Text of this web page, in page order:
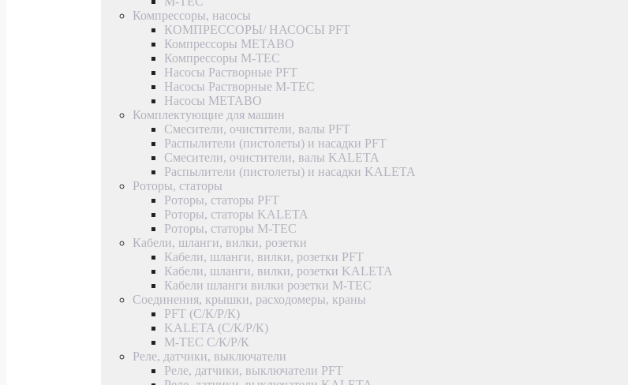
Компрессоры, насосы
КОМПРЕССОРЫ/ НАСОСЫ PFT
Компрессоры METABO
Компрессоры M-TEC
Насосы Растворные PFT
Насосы Растворные M-TEC
Насосы METABO
Комплектующие для машин
Смесители, очистители, валы PFT
Распылители (пистолеты) и насадки PFT
Смесители, очистители, валы KALETA
Распылители (пистолеты) и насадки KALETA
Роторы, статоры
Роторы, статоры PFT
Роторы, статоры KALETA
Роторы, статоры M-TEC
Кабели, шланги, вилки, розетки
Кабели, шланги, вилки, розетки PFT
Кабели, шланги, вилки, розетки KALETA
Кабели шланги вилки розетки M-TEC
Соединения, крышки, расходомеры, краны
PFT (С/К/Р/К)
KALETA (С/К/Р/К)
M-TEC С/К/Р/К
Реле, датчики, выключатели
Реле, датчики, выключатели PFT